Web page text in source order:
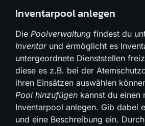
Inventarpool anlegen
Die Poolverwaltung findest du
Inventar und ermöglicht es
untergeordnete Dienststellen
diese es z.B. bei der
ihren Einsätzen auswählen
Pool hinzufügen kannst du einen
Inventarpool anlegen. Gib dabei
und eine Beschreibung ein.